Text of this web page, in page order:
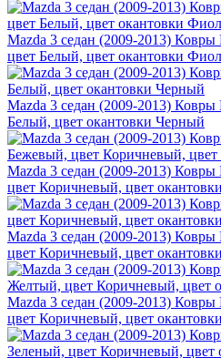
Mazda 3 седан (2009-2013)
цвет Белый, цвет окантовки
Mazda 3 седан (2009-2013)
Белый, цвет окантовки Черный
Mazda 3 седан (2009-2013)
цвет Коричневый, цвет
Mazda 3 седан (2009-2013)
цвет Коричневый, цвет
Mazda 3 седан (2009-2013)
цвет Коричневый, цвет